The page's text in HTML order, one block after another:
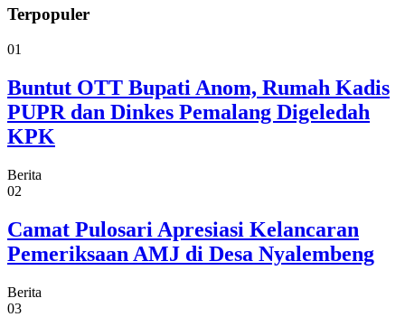
Terpopuler
01
Buntut OTT Bupati Anom, Rumah Kadis
PUPR dan Dinkes Pemalang Digeledah
KPK
Berita
02
Camat Pulosari Apresiasi Kelancaran
Pemeriksaan AMJ di Desa Nyalembeng
Berita
03